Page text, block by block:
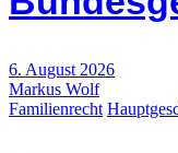
6. August 2026
Markus Wolf
Familienrecht